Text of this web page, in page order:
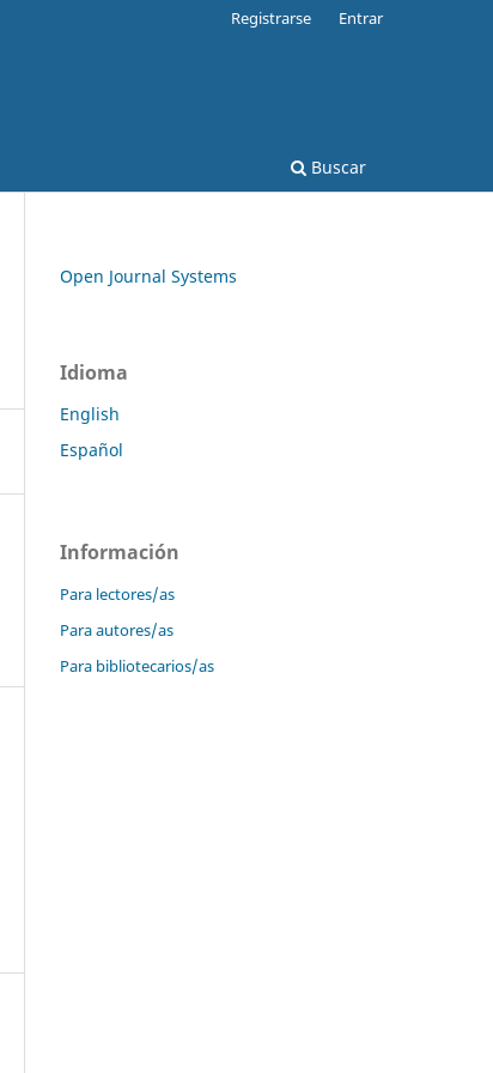
Buscar
Registrarse Entrar
Open Journal Systems
Idioma
English
Español
Información
Para lectores/as
Para autores/as
Para bibliotecarios/as